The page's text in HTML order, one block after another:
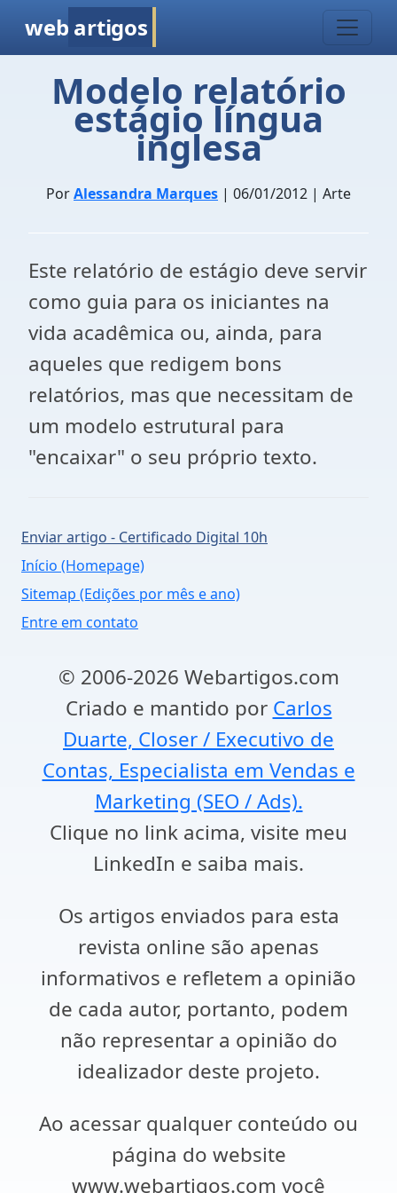
web artigos
Modelo relatório
estágio língua
inglesa
PorAlessandra Marques | 06/01/2012 | Arte
Este relatório de estágio deve servir
como guia para os iniciantes na
vida acadêmica ou, ainda, para
aqueles que redigem bons
relatórios, mas que necessitam de
um modelo estrutural para
"encaixar" o seu próprio texto.
Enviar artigo - Certificado Digital 10h
Início (Homepage)
Sitemap (Edições por mês e ano)
Entre em contato
© 2006-2026 Webartigos.com
Criado e mantido por Carlos
Duarte, Closer / Executivo de
Contas, Especialista em Vendas e
Marketing (SEO / Ads).
Clique no link acima, visite meu
LinkedIn e saiba mais.
Os artigos enviados para esta
revista online são apenas
informativos e refletem a opinião
de cada autor, portanto, podem
não representar a opinião do
idealizador deste projeto.
Ao acessar qualquer conteúdo ou
página do website
www.webartigos.com você